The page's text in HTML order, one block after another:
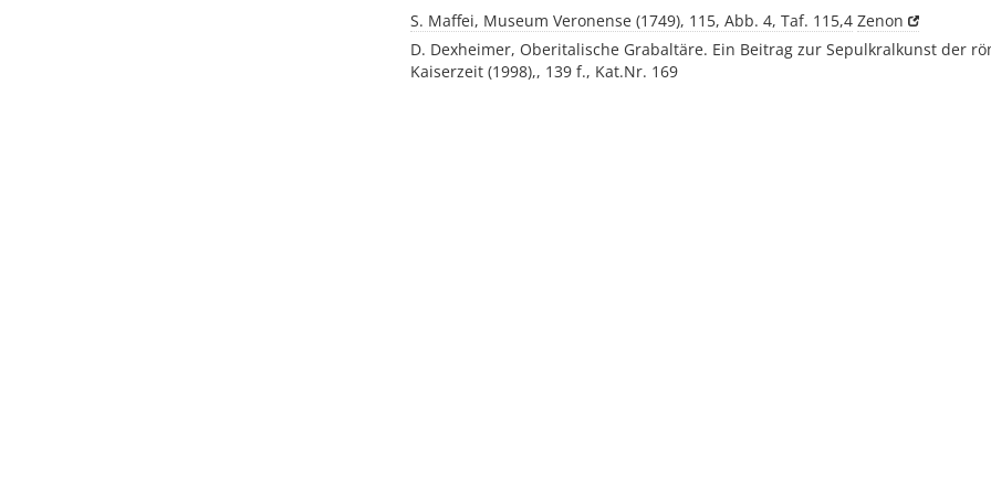
S. Maffei, Museum Veronense (1749), 115, Abb. 4, Taf. 115,4 Zenon
D. Dexheimer, Oberitalische Grabaltäre. Ein Beitrag zur Sepulkralkunst der
Kaiserzeit (1998),, 139 f., Kat.Nr. 169